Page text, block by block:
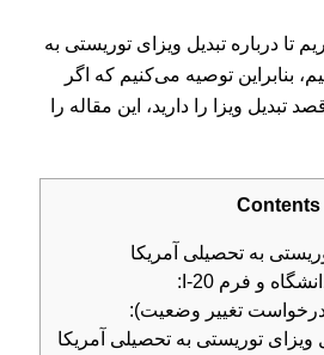
تا درباره تبدیل ویزای توریستی به
بنابراین توصیه می‌کنیم که اگر
تبدیل ویزا را دارید، این مقاله را
Contents
به تحصیلی آمریکا
ویزای توریستی به تحصیلی آمریکا